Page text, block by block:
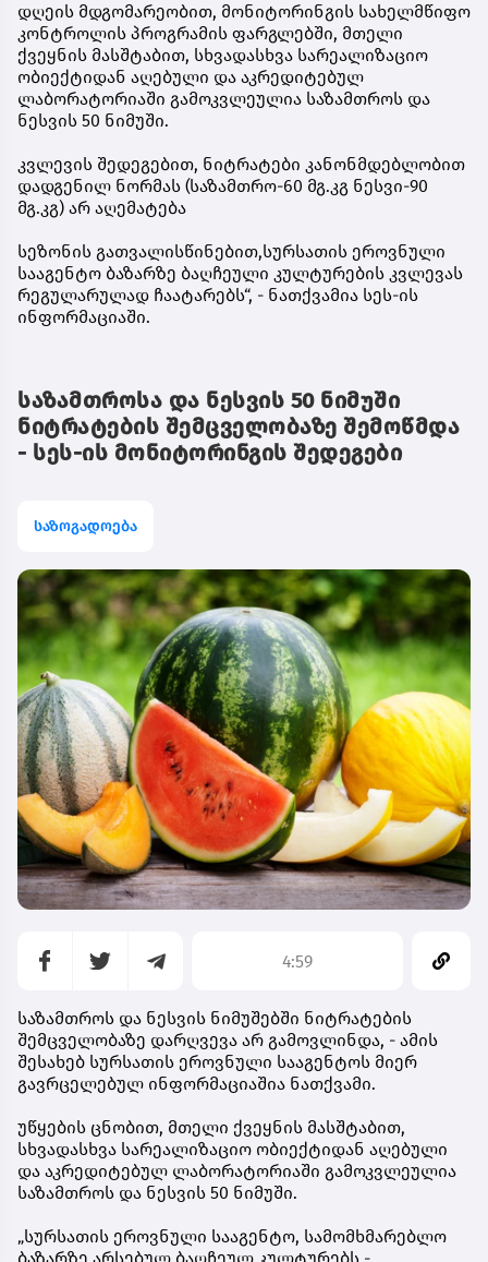
დღეის მდგომარეობით, მონიტორინგის სახელმწიფო
კონტროლის პროგრამის ფარგლებში, მთელი
ქვეყნის მასშტაბით, სხვადასხვა სარეალიზაციო
ობიექტიდან აღებული და აკრედიტებულ
ლაბორატორიაში გამოკვლეულია საზამთროს და
ნესვის 50 ნიმუში.
კვლევის შედეგებით, ნიტრატები კანონმდებლობით
დადგენილ ნორმას (საზამთრო-60 მგ.კგ ნესვი-90
მგ.კგ) არ აღემატება
სეზონის გათვალისწინებით,სურსათის ეროვნული
სააგენტო ბაზარზე ბაღჩეული კულტურების კვლევას
რეგულარულად ჩაატარებს“, - ნათქვამია სეს-ის
ინფორმაციაში.
საზამთროსა და ნესვის 50 ნიმუში
ნიტრატების შემცველობაზე შემოწმდა
- სეს-ის მონიტორინგის შედეგები
საზოგადოება
4:59
საზამთროს და ნესვის ნიმუშებში ნიტრატების
შემცველობაზე დარღვევა არ გამოვლინდა, - ამის
შესახებ სურსათის ეროვნული სააგენტოს მიერ
გავრცელებულ ინფორმაციაშია ნათქვამი.
უწყების ცნობით, მთელი ქვეყნის მასშტაბით,
სხვადასხვა სარეალიზაციო ობიექტიდან აღებული
და აკრედიტებულ ლაბორატორიაში გამოკვლეულია
საზამთროს და ნესვის 50 ნიმუში.
„სურსათის ეროვნული სააგენტო, სამომხმარებლო